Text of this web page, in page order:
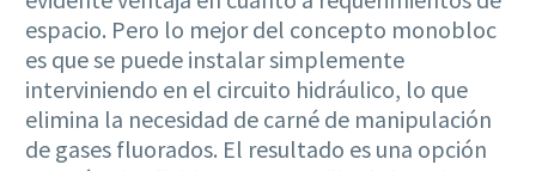
espacio. Pero lo mejor del concepto monobloc
es que se puede instalar simplemente
interviniendo en el circuito hidráulico, lo que
elimina la necesidad de carné de manipulación
de gases fluorados. El resultado es una opción